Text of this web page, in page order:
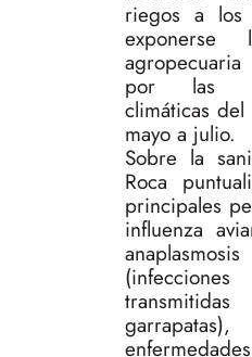
riegos a
exponerse
por las
climáticas
mayo a julio.
Sobre la
Roca
principales
influenza
(infecciones
garrapatas),